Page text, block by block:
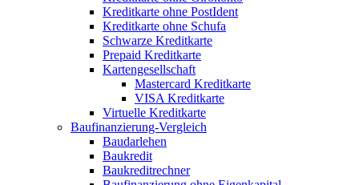
Kreditkarte ohne PostIdent
Kreditkarte ohne Schufa
Schwarze Kreditkarte
Prepaid Kreditkarte
Kartengesellschaft
Mastercard Kreditkarte
VISA Kreditkarte
Virtuelle Kreditkarte
Baufinanzierung-Vergleich
Baudarlehen
Baukredit
Baukreditrechner